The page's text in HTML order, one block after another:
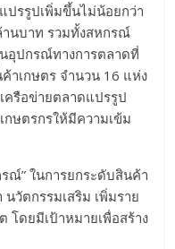
ปรรูปเพิ่มขึ้นไม่น้อยกว่า
านบาท รวมทั้งสหกรณ์
อุปกรณ์ทางการตลาดที่
าเกษตร จำนวน 16 แห่ง
ครือข่ายตลาดแปรรูป
ษตรกรให้มีความเข้ม
ณ์” ในการยกระดับสินค้า
วัตกรรมเสริม เพิ่มราย
โดยมีเป้าหมายเพื่อสร้าง